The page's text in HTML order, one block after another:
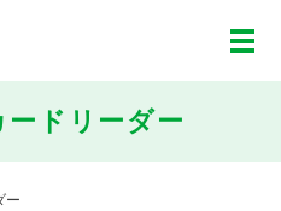
メ
ードリーダー
ー